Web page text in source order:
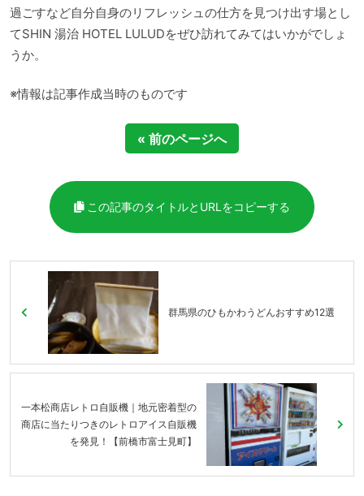
過ごすなど自分自身のリフレッシュの仕方を見つけ出す場とし
てSHIN 湯治 HOTEL LULUDをぜひ訪れてみてはいかがでしょ
うか。
※情報は記事作成当時のものです
« 前のページへ
この記事のタイトルとURLをコピーする
群馬県のひもかわうどんおすすめ12選
一本松商店レトロ自販機｜地元密着型の
商店に当たりつきのレトロアイス自販機
を発見！【前橋市富士見町】